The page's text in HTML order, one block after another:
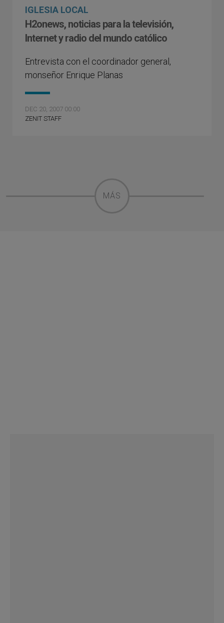
IGLESIA LOCAL
H2onews, noticias para la televisión,
Internet y radio del mundo católico
Entrevista con el coordinador general,
monseñor Enrique Planas
DEC 20, 2007 00:00
ZENIT STAFF
MÁS